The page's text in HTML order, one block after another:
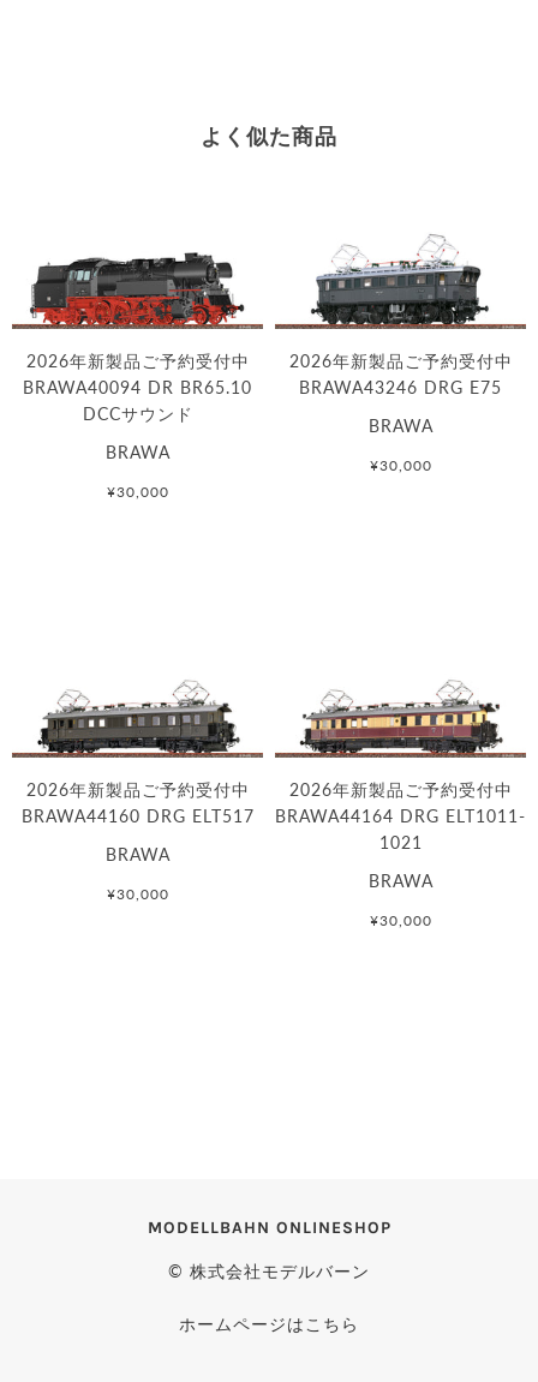
よく似た商品
2026年新製品ご予約受付中
BRAWA40094 DR BR65.10
DCCサウンド
BRAWA
¥30,000
2026年新製品ご予約受付中
BRAWA43246 DRG E75
BRAWA
¥30,000
2026年新製品ご予約受付中
BRAWA44160 DRG ELT517
BRAWA
¥30,000
2026年新製品ご予約受付中
BRAWA44164 DRG ELT1011-
1021
BRAWA
¥30,000
MODELLBAHN ONLINESHOP
© 株式会社モデルバーン
ホームページはこちら